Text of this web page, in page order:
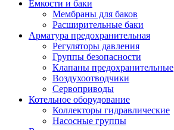
Емкости и баки
Мембраны для баков
Расширительные баки
Арматура предохранительная
Регуляторы давления
Группы безопасности
Клапаны предохранительные
Воздухоотводчики
Сервоприводы
Котельное оборудование
Коллекторы гидравлические
Насосные группы